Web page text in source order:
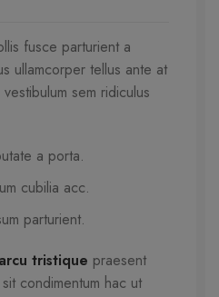
fusce parturient a
ullamcorper tellus ante at
sem ridiculus
a porta.
cubilia acc.
parturient.
arcu tristique praesent
condimentum hac ut